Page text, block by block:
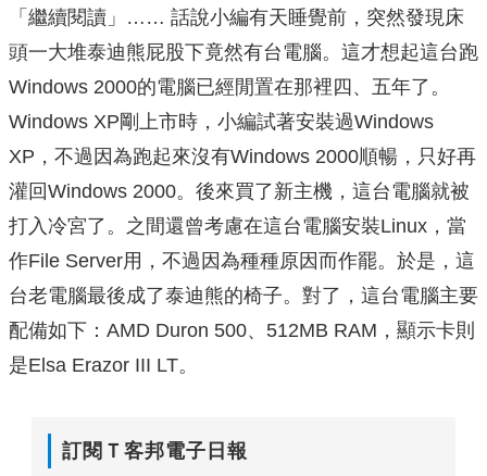
「繼續閱讀」…… 話說小編有天睡覺前，突然發現床
頭一大堆泰迪熊屁股下竟然有台電腦。這才想起這台跑
Windows 2000的電腦已經閒置在那裡四、五年了。
Windows XP剛上市時，小編試著安裝過Windows
XP，不過因為跑起來沒有Windows 2000順暢，只好再
灌回Windows 2000。後來買了新主機，這台電腦就被
打入冷宮了。之間還曾考慮在這台電腦安裝Linux，當
作File Server用，不過因為種種原因而作罷。於是，這
台老電腦最後成了泰迪熊的椅子。對了，這台電腦主要
配備如下：AMD Duron 500、512MB RAM，顯示卡則
是Elsa Erazor III LT。
訂閱Ｔ客邦電子日報